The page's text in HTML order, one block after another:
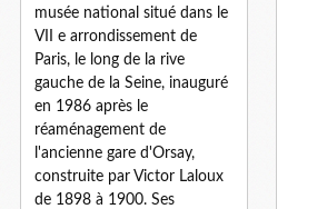
musée national situé dans le
VII e arrondissement de
Paris, le long de la rive
gauche de la Seine, inauguré
en 1986 après le
réaménagement de
l'ancienne gare d'Orsay,
construite par Victor Laloux
de 1898 à 1900. Ses